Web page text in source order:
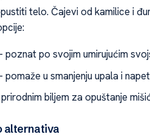
telo. Čajevi od kamilice i
poznat po svojim umirujućim
pomaže u smanjenju upala i
biljem za opuštanje
alternativa